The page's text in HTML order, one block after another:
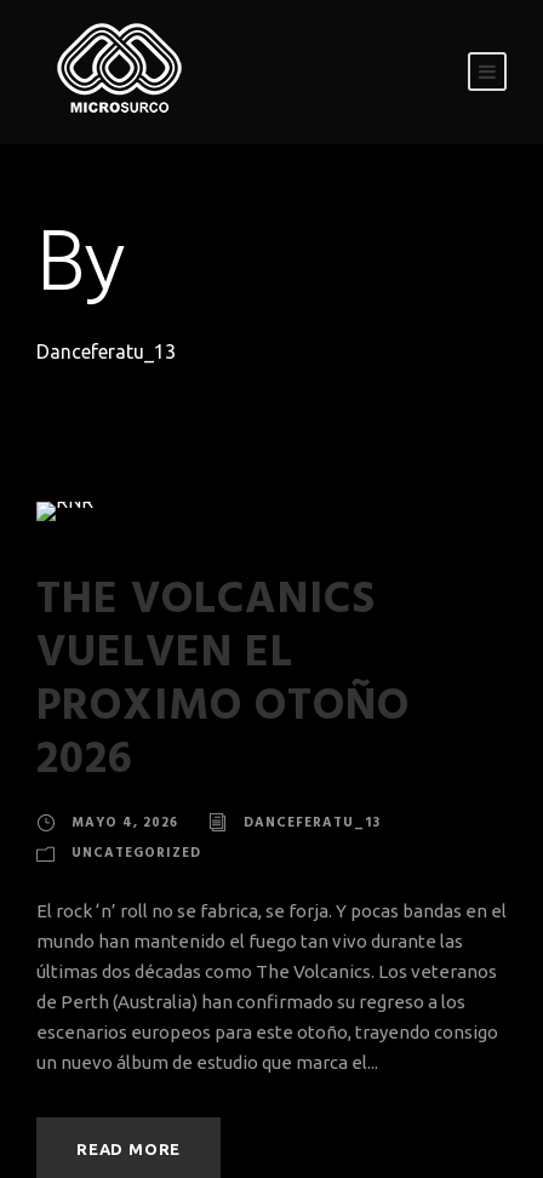
By
Danceferatu_13
THE VOLCANICS
VUELVEN EL
PROXIMO OTOÑO
2026
MAYO 4, 2026
DANCEFERATU_13
UNCATEGORIZED
El rock ‘n’ roll no se fabrica, se forja. Y pocas bandas en el
mundo han mantenido el fuego tan vivo durante las
últimas dos décadas como The Volcanics. Los veteranos
de Perth (Australia) han confirmado su regreso a los
escenarios europeos para este otoño, trayendo consigo
un nuevo álbum de estudio que marca el...
READ MORE